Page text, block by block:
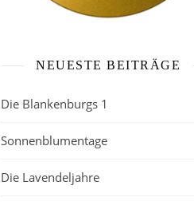
NEUESTE BEITRÄGE
Die Blankenburgs 1
Sonnenblumentage
Die Lavendeljahre